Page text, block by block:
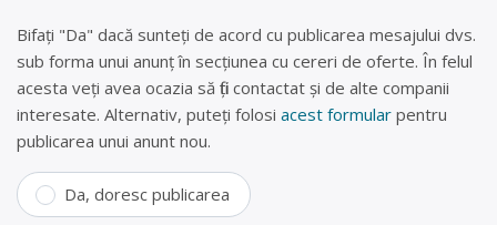
Bifați "Da" dacă sunteți de acord cu publicarea mesajului dvs.
sub forma unui anunț în secțiunea cu cereri de oferte. În felul
acesta veți avea ocazia să fiți contactat și de alte companii
interesate. Alternativ, puteți folosi acest formular pentru
publicarea unui anunt nou.
Da, doresc publicarea